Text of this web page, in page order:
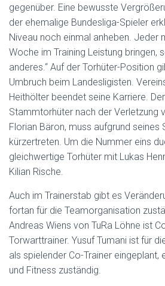
gegenüber. Eine bewusste
der ehemalige Bundesliga-Spieler
Niveau noch einmal anheben. Jeder
Woche im Training Leistung bringen,
anderes.“ Auf der Torhüter-Position
Umbruch beim Landesligisten.
Heithölter beendet seine Karriere.
Stammtorhüter nach der Verletzung
Florian Bäron, muss aufgrund seines
kürzertreten. Um die Nummer eins
gleichwertige Torhüter mit Lukas
Kilian Rische.
Auch im Trainerstab gibt es
fortan für die Teamorganisation
Andreas Wiens von TuRa Löhne ist
Torwarttrainer. Yusuf Tumani ist für
als spielender Co-Trainer eingeplant,
und Fitness zuständig.